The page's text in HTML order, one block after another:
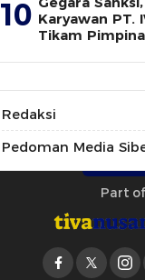
10
Karyawan PT.
Tikam
Redaksi
Pedoman Media
Part of